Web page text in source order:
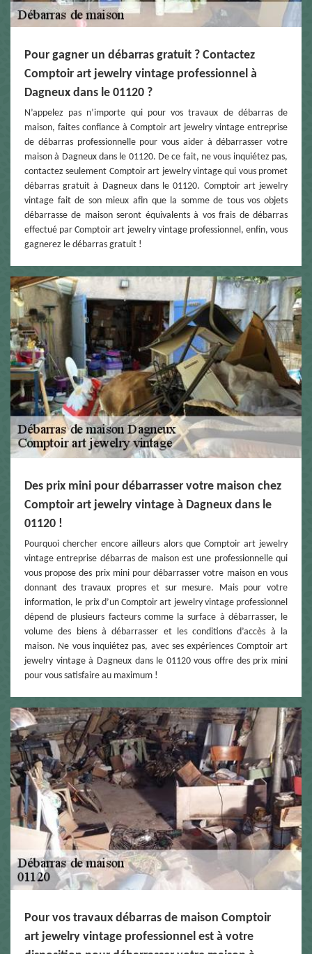
Pour gagner un débarras gratuit ? Contactez
Comptoir art jewelry vintage professionnel à
Dagneux dans le 01120 ?
N’appelez pas n’importe qui pour vos travaux de débarras de
maison, faites confiance à Comptoir art jewelry vintage entreprise
de débarras professionnelle pour vous aider à débarrasser votre
maison à Dagneux dans le 01120. De ce fait, ne vous inquiétez pas,
contactez seulement Comptoir art jewelry vintage qui vous promet
débarras gratuit à Dagneux dans le 01120. Comptoir art jewelry
vintage fait de son mieux afin que la somme de tous vos objets
débarrasse de maison seront équivalents à vos frais de débarras
effectué par Comptoir art jewelry vintage professionnel, enfin, vous
gagnerez le débarras gratuit !
Des prix mini pour débarrasser votre maison chez
Comptoir art jewelry vintage à Dagneux dans le
01120 !
Pourquoi chercher encore ailleurs alors que Comptoir art jewelry
vintage entreprise débarras de maison est une professionnelle qui
vous propose des prix mini pour débarrasser votre maison en vous
donnant des travaux propres et sur mesure. Mais pour votre
information, le prix d’un Comptoir art jewelry vintage professionnel
dépend de plusieurs facteurs comme la surface à débarrasser, le
volume des biens à débarrasser et les conditions d’accès à la
maison. Ne vous inquiétez pas, avec ses expériences Comptoir art
jewelry vintage à Dagneux dans le 01120 vous offre des prix mini
pour vous satisfaire au maximum !
Pour vos travaux débarras de maison Comptoir
art jewelry vintage professionnel est à votre